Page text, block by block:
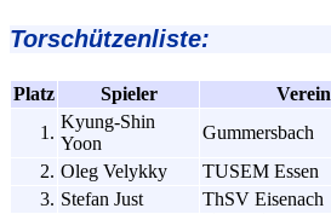
Torschützenliste:
Platz Spieler Verein
1.
Kyung-Shin
Yoon
Gummersbach
2. Oleg Velykky TUSEM Essen
3. Stefan Just ThSV Eisenach